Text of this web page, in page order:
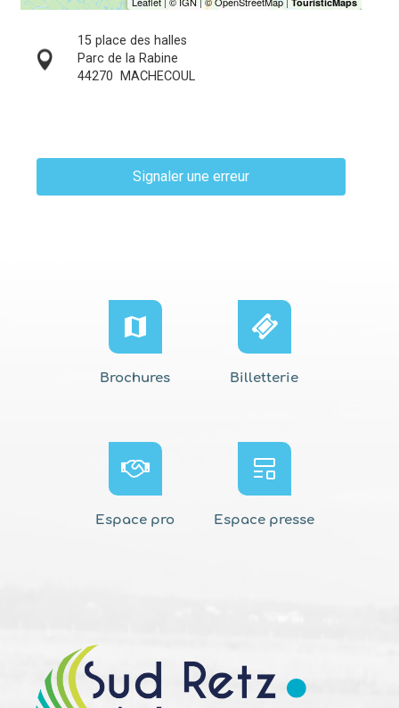
15 place des halles
Parc de la Rabine
44270
MACHECOUL
Signaler une erreur
Brochures Billetterie
Espace pro Espace presse